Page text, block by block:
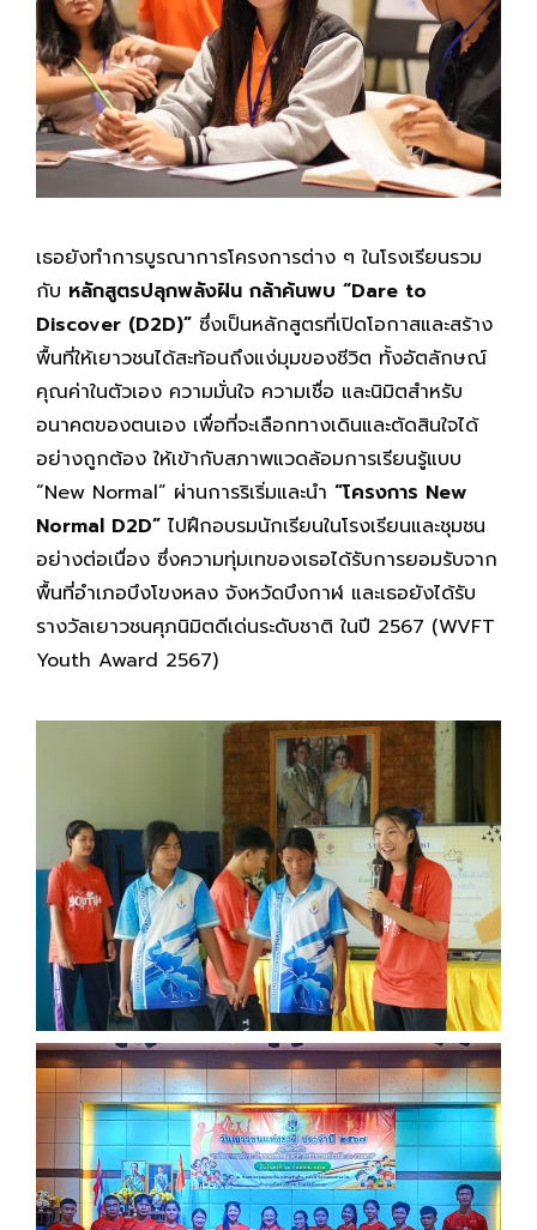
เธอยังทำการบูรณาการโครงการต่าง ๆ ในโรงเรียนรวม
กับ หลักสูตรปลุกพลังฝัน กล้าค้นพบ “Dare to
Discover (D2D)” ซึ่งเป็นหลักสูตรที่เปิดโอกาสและสร้าง
พื้นที่ให้เยาวชนได้สะท้อนถึงแง่มุมของชีวิต ทั้งอัตลักษณ์
คุณค่าในตัวเอง ความมั่นใจ ความเชื่อ และนิมิตสำหรับ
อนาคตของตนเอง เพื่อที่จะเลือกทางเดินและตัดสินใจได้
อย่างถูกต้อง ให้เข้ากับสภาพแวดล้อมการเรียนรู้แบบ
“New Normal” ผ่านการริเริ่มและนำ “โครงการ New
Normal D2D” ไปฝึกอบรมนักเรียนในโรงเรียนและชุมชน
อย่างต่อเนื่อง ซึ่งความทุ่มเทของเธอได้รับการยอมรับจาก
พื้นที่อำเภอบึงโขงหลง จังหวัดบึงกาฬ และเธอยังได้รับ
รางวัลเยาวชนศุภนิมิตดีเด่นระดับชาติ ในปี 2567 (WVFT
Youth Award 2567)